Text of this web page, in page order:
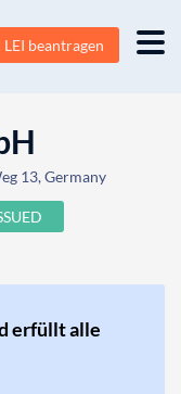
LEI beantragen
13, Germany
erfüllt alle